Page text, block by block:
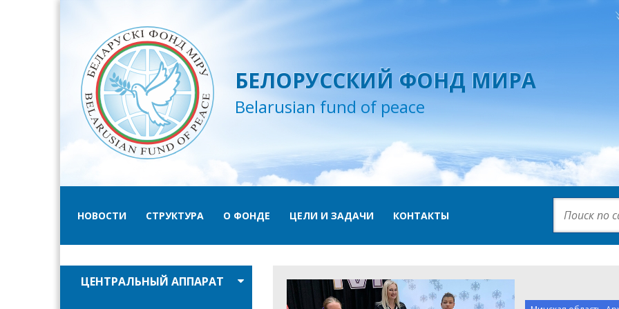
БЕЛОРУССКИЙ ФОНД МИРА
Belarusian fund of peace
НОВОСТИ СТРУКТУРА О ФОНДЕ ЦЕЛИ И ЗАДАЧИ КОНТАКТЫ
ЦЕНТРАЛЬНЫЙ АППАРАТ